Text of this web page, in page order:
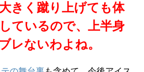
きく蹴り上げても体
ているので、上半身
レないわよね。